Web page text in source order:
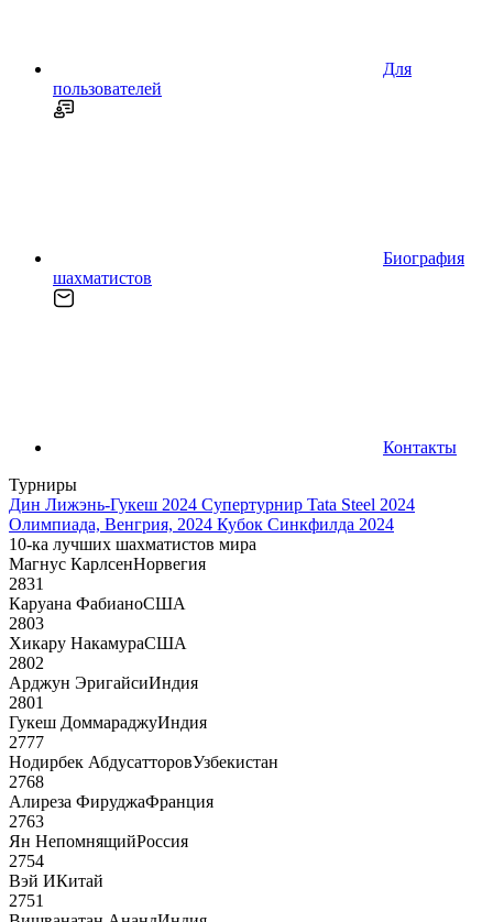
Для
пользователей
Биография
шахматистов
Контакты
Турниры
Дин Лижэнь-Гукеш 2024 Супертурнир Tata Steel 2024
Олимпиада, Венгрия, 2024 Кубок Синкфилда 2024
10-ка лучших шахматистов мира
Магнус КарлсенНорвегия
2831
Каруана ФабианоСША
2803
Хикару НакамураСША
2802
Арджун ЭригайсиИндия
2801
Гукеш ДоммараджуИндия
2777
Нодирбек АбдусатторовУзбекистан
2768
Алиреза ФируджаФранция
2763
Ян НепомнящийРоссия
2754
Вэй ИКитай
2751